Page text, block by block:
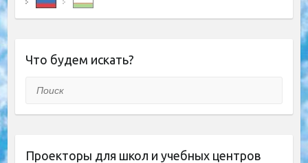
Что будем искать?
Поиск
Проекторы для школ и учебных центров